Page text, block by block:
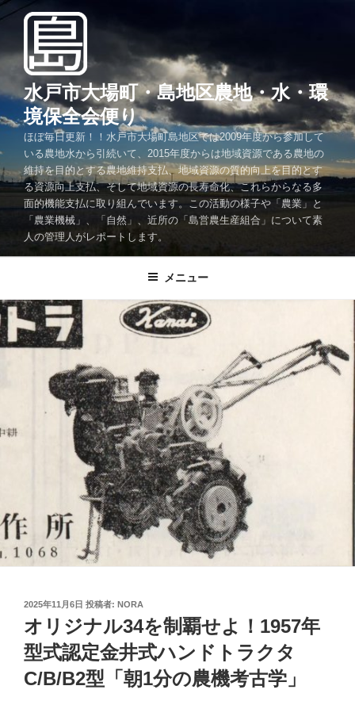
コ
へ
ス
プ
水戸市大場町・島地区農地・水・環
境保全会便り
ほぼ毎日更新！！水戸市大場町島地区では2009年度から参加して
いる農地水から引続いて、2015年度からは地域資源である農地の
維持を目的とする農地維持支払、地域資源の質的向上を目的とす
る資源向上支払、そして地域資源の長寿命化、これらからなる多
面的機能支払に取り組んでいます。この活動の様子や「農業」と
「農業機械」、「自然」、近所の「島営農生産組合」について素
人の管理人がレポートします。
メニュー
投
日:
2025年11月6日 投稿者: NORA
オリジナル34を制覇せよ！1957年
型式認定金井式ハンドトラクタ
C/B/B2型「朝1分の農機考古学」